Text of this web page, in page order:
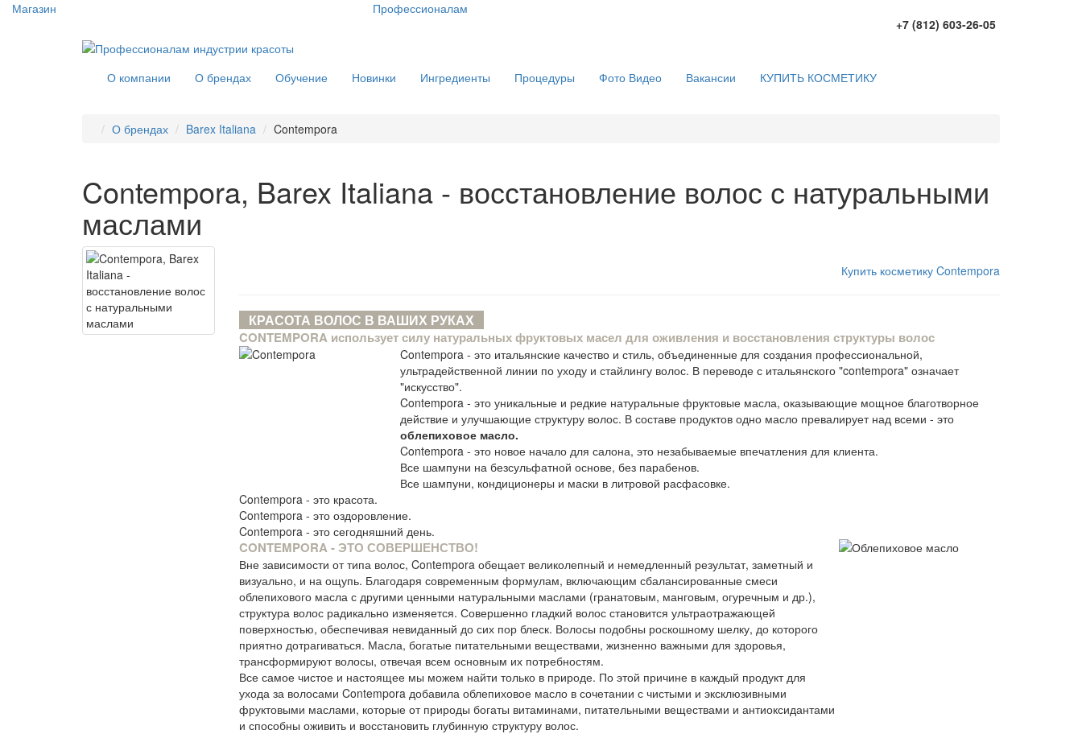
Магазин
Профессионалам
+7 (812) 603-26-05
О компании О брендах Обучение Новинки Ингредиенты Процедуры Фото Видео Вакансии КУПИТЬ КОСМЕТИКУ
О брендах Barex Italiana Contempora
Contempora, Barex Italiana - восстановление волос с натуральными
маслами
Купить косметику Contempora
КРАСОТА ВОЛОС В ВАШИХ РУКАХ
CONTEMPORA использует силу натуральных фруктовых масел для оживления и восстановления структуры волос
Contempora - это итальянские качество и стиль, объединенные для создания профессиональной,
ультрадейственной линии по уходу и стайлингу волос. В переводе с итальянского "contempora" означает
"искусство".
Contempora - это уникальные и редкие натуральные фруктовые масла, оказывающие мощное благотворное
действие и улучшающие структуру волос. В составе продуктов одно масло превалирует над всеми - это
облепиховое масло.
Contempora - это новое начало для салона, это незабываемые впечатления для клиента.
Все шампуни на безсульфатной основе, без парабенов.
Все шампуни, кондиционеры и маски в литровой расфасовке.
Contempora - это красота.
Contempora - это оздоровление.
Contempora - это сегодняшний день.
CONTEMPORA - ЭТО СОВЕРШЕНСТВО!
Вне зависимости от типа волос, Contempora обещает великолепный и немедленный результат, заметный и
визуально, и на ощупь. Благодаря современным формулам, включающим сбалансированные смеси
облепихового масла с другими ценными натуральными маслами (гранатовым, манговым, огуречным и др.),
структура волос радикально изменяется. Совершенно гладкий волос становится ультраотражающей
поверхностью, обеспечивая невиданный до сих пор блеск. Волосы подобны роскошному шелку, до которого
приятно дотрагиваться. Масла, богатые питательными веществами, жизненно важными для здоровья,
трансформируют волосы, отвечая всем основным их потребностям.
Все самое чистое и настоящее мы можем найти только в природе. По этой причине в каждый продукт для
ухода за волосами Contempora добавила облепиховое масло в сочетании с чистыми и эксклюзивными
фруктовыми маслами, которые от природы богаты витаминами, питательными веществами и антиоксидантами
и способны оживить и восстановить глубинную структуру волос.